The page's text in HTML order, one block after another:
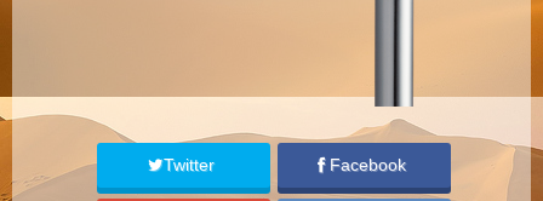
Twitter Facebook